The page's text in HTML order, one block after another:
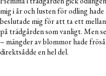
mig i år och lusten för odling
beslutade mig för att ta ett
på trädgården som vanligt. Men
– mängder av blommor hade
direktsådde en hel del.